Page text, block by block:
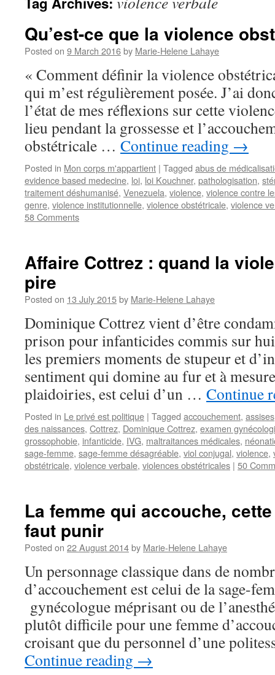
Qu’est-ce que la violence
Posted on 9 March 2016by Marie-Helene Lahaye
« Comment définir la violence
qui m’est régulièrement posée. J’ai
l’état de mes réflexions sur cette
lieu pendant la grossesse et
obstétricale … Continue reading →
Posted in Mon corps m'appartient | Tagged abus de
evidence based medecine, loi, loi Kouchner, pathologisation,
traitement déshumanisé, Venezuela, violence, violence contre
genre, violence institutionnelle, violence obstétricale, violence
58 Comments
Affaire Cottrez : quand la
pire
Posted on 13 July 2015by Marie-Helene Lahaye
Dominique Cottrez vient d’être
prison pour infanticides commis sur
les premiers moments de stupeur et
sentiment qui domine au fur et à
plaidoiries, est celui d’un … Continue
Posted in Le privé est politique | Tagged accouchement, assises
des naissances, Cottrez, Dominique Cottrez, examen
grossophobie, infanticide, IVG, maltraitances médicales,
sage-femme, sage-femme désagréable, viol conjugal, violence,
obstétricale, violence verbale, violences obstétricales | 50
La femme qui accouche,
faut punir
Posted on 22 August 2014by Marie-Helene Lahaye
Un personnage classique dans de
d’accouchement est celui de la sage-
gynécologue méprisant ou de
plutôt difficile pour une femme
croisant que du personnel d’une
Continue reading →